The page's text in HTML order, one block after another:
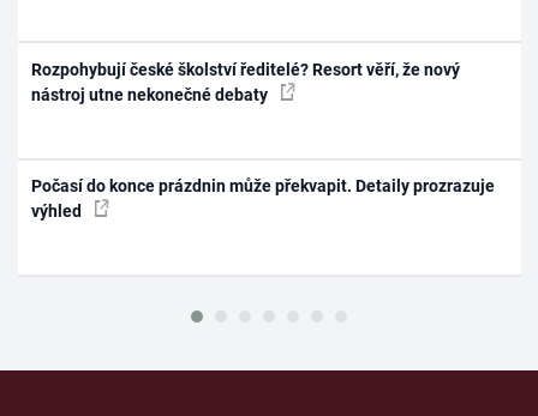
Rozpohybují české školství ředitelé? Resort věří, že nový
nástroj utne nekonečné debaty
Počasí do konce prázdnin může překvapit. Detaily prozrazuje
výhled